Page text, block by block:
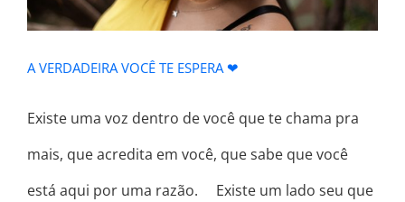
A VERDADEIRA VOCÊ TE ESPERA ❤
Existe uma voz dentro de você que te chama pra
mais, que acredita em você, que sabe que você
está aqui por uma razão. ⠀ Existe um lado seu que